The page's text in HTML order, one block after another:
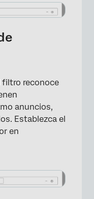
×
filtro reconoce
anuncios,
Establezca el
en